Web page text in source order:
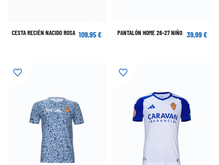
CESTA RECIÉN NACIDO ROSA 109,95 € PANTALÓN HOME 26-27 NIÑO 39,99 €